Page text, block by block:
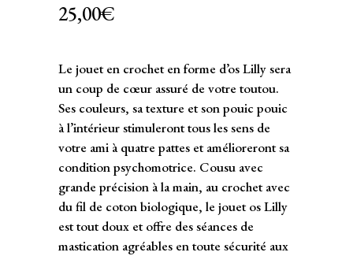
25,00€
Le jouet en crochet en forme d’os Lilly sera
un coup de cœur assuré de votre toutou.
Ses couleurs, sa texture et son pouic pouic
à l’intérieur stimuleront tous les sens de
votre ami à quatre pattes et amélioreront sa
condition psychomotrice. Cousu avec
grande précision à la main, au crochet avec
du fil de coton biologique, le jouet os Lilly
est tout doux et offre des séances de
mastication agréables en toute sécurité aux